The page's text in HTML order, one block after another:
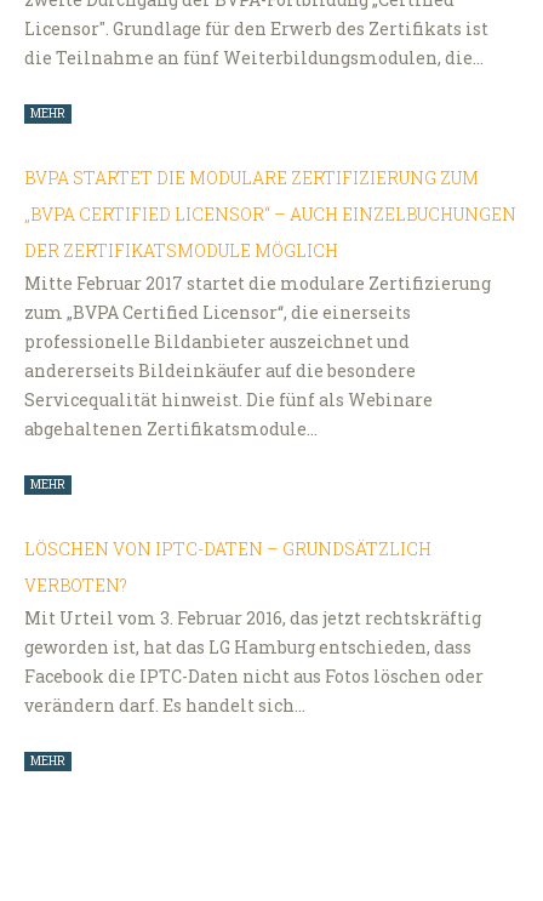
Licensor". Grundlage für den Erwerb des Zertifikats ist
die Teilnahme an fünf Weiterbildungsmodulen, die…
MEHR
BVPA STARTET DIE MODULARE ZERTIFIZIERUNG ZUM
„BVPA CERTIFIED LICENSOR“ – AUCH EINZELBUCHUNGEN
DER ZERTIFIKATSMODULE MÖGLICH
Mitte Februar 2017 startet die modulare Zertifizierung
zum „BVPA Certified Licensor“, die einerseits
professionelle Bildanbieter auszeichnet und
andererseits Bildeinkäufer auf die besondere
Servicequalität hinweist. Die fünf als Webinare
abgehaltenen Zertifikatsmodule…
MEHR
LÖSCHEN VON IPTC-DATEN – GRUNDSÄTZLICH
VERBOTEN?
Mit Urteil vom 3. Februar 2016, das jetzt rechtskräftig
geworden ist, hat das LG Hamburg entschieden, dass
Facebook die IPTC-Daten nicht aus Fotos löschen oder
verändern darf. Es handelt sich…
MEHR